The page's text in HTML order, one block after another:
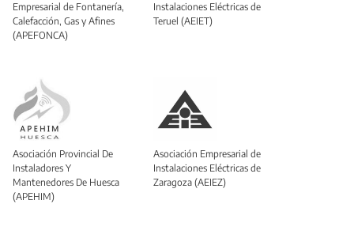
Empresarial de Fontanería,
Calefacción, Gas y Afines
(APEFONCA)
Instalaciones Eléctricas de
Teruel (AEIET)
Asociación Provincial De
Instaladores Y
Mantenedores De Huesca
(APEHIM)
Asociación Empresarial de
Instalaciones Eléctricas de
Zaragoza (AEIEZ)